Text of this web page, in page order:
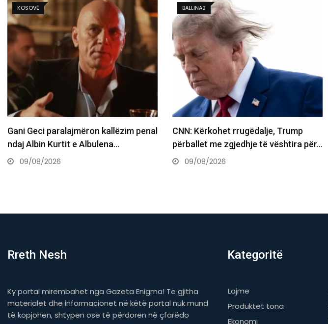
BALLINA2
CNN: Kërkohet rrugëdalje, Trump
përballet me zgjedhje të vështira për…
09/08/2026
KOSOVË
Lëshoi laser drejt aeroplanit mbi
Shtime, piloti alarmon, Policia
kërkon…
Rreth Nesh
Ky portal mirëmbahet nga Gazeta Enigma! Të gjitha
materialet dhe informacionet në këtë portal nuk mund
të kopjohen, shtypen ose të përdoren në çfarëdo
Kategoritë
Lajme
Produktet tona
Ekonomi